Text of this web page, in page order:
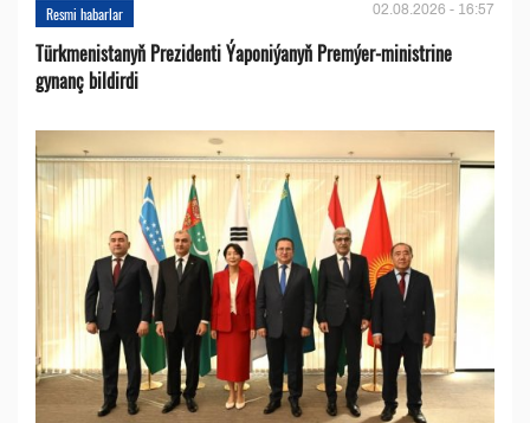
Resmi habarlar 02.08.2026 - 16:57
Türkmenistanyň Prezidenti Ýaponiýanyň Premýer-ministrine
gynanç bildirdi